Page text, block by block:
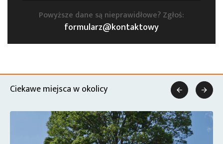
Powyższe dane są nieprawidłowe? Zgłoś:
formularz@kontaktowy
Ciekawe miejsca w okolicy  